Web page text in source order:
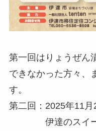
第一回はりょうぜん
できなかった方々、
す。
第二回：2025年11月
伊達のスイー